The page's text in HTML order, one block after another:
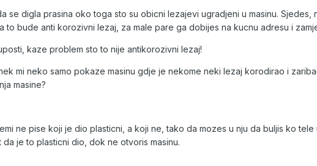
se digla prasina oko toga sto su obicni lezajevi ugradjeni u masinu. Sjedes,
to bude anti korozivni lezaj, za male pare ga dobijes na kucnu adresu i
kaze problem sto to nije antikorozivni lezaj!
mi neko samo pokaze masinu gdje je nekome neki lezaj korodirao i
masine?
ne pise koji je dio plasticni, a koji ne, tako da mozes u nju da buljis ko
da je to plasticni dio, dok ne otvoris masinu.